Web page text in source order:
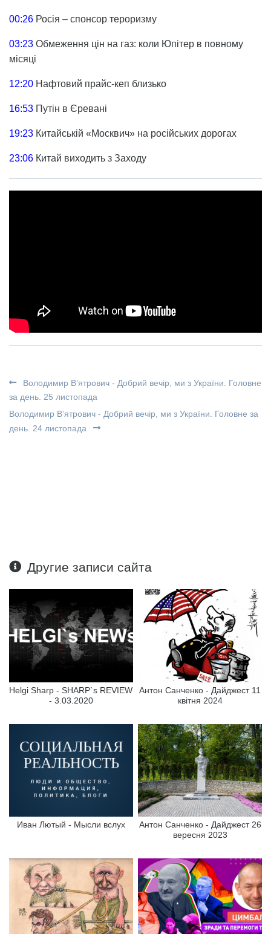
00:26 Росія – спонсор тероризму
03:23 Обмеження цін на газ: коли Юпітер в повному
місяці
12:20 Нафтовий прайс-кеп близько
16:53 Путін в Єревані
19:23 Китайській «Москвич» на російських дорогах
23:06 Китай виходить з Заходу
Володимир В’ятрович - Добрий вечір, ми з України. Головне
за день. 25 листопада
Володимир В’ятрович - Добрий вечір, ми з України. Головне за
день. 24 листопада
Другие записи сайта
Helgi Sharp - SHARP`s REVIEW
- 3.03.2020
Антон Санченко - Дайджест 11
квітня 2024
Иван Лютый - Мысли вслух
Антон Санченко - Дайджест 26
вересня 2023